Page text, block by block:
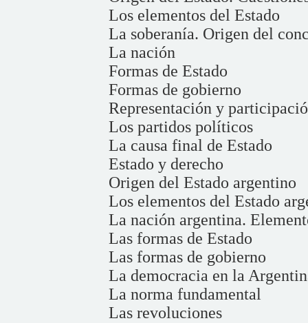
Los elementos del Estado
La soberanía. Origen del
La nación
Formas de Estado
Formas de gobierno
Representación y
Los partidos políticos
La causa final de Estado
Estado y derecho
Origen del Estado argentino
Los elementos del Estado
La nación argentina.
Las formas de Estado
Las formas de gobierno
La democracia en la
La norma fundamental
Las revoluciones